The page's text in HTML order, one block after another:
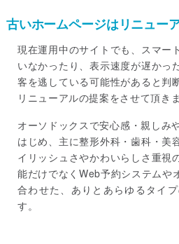
古いホームページはリニュー
現在運用中のサイトでも、スマー
いなかったり、表示速度が遅かっ
客を逃している可能性があると判
リニューアルの提案をさせて頂きま
オーソドックスで安心感・親しみ
はじめ、主に整形外科・歯科・美
イリッシュさやかわいらしさ重視
能だけでなくWeb予約システムや
合わせた、ありとあらゆるタイ
す。